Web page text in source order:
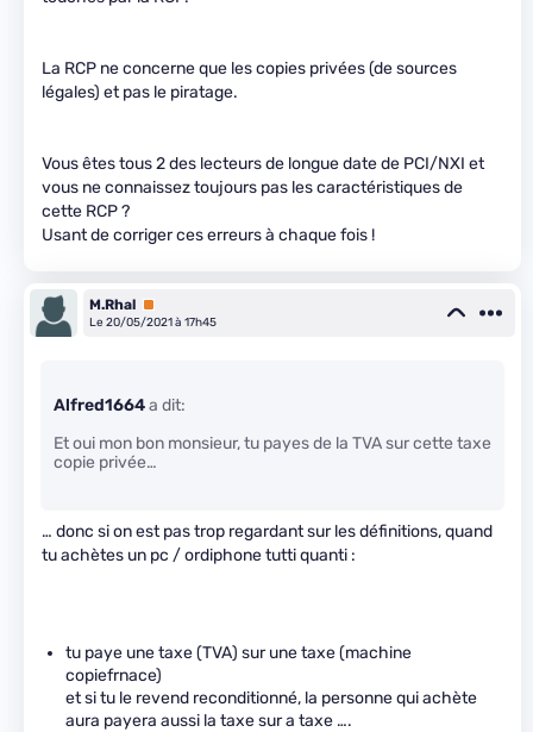
La RCP ne concerne que les copies privées (de sources
légales) et pas le piratage.
Vous êtes tous 2 des lecteurs de longue date de PCI/NXI et
vous ne connaissez toujours pas les caractéristiques de
cette RCP ?
Usant de corriger ces erreurs à chaque fois !
M.Rhal Premium
Le 20/05/2021 à 17h45
Alfred1664a dit:
Et oui mon bon monsieur, tu payes de la TVA sur cette taxe
copie privée…
… donc si on est pas trop regardant sur les définitions, quand
tu achètes un pc / ordiphone tutti quanti :
tu paye une taxe (TVA) sur une taxe (machine
copiefrnace)
et si tu le revend reconditionné, la personne qui achète
aura payera aussi la taxe sur a taxe ….